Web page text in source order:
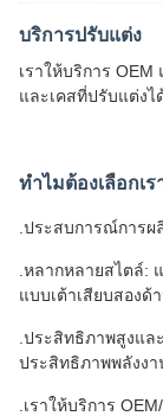
บริการปรับแต่ง
เราให้บริการ
และเคสที่ปรับแต่งไ
ทำไมต้องเลือกเร
.ประสบการณ์การผ
.หลากหลายสไตล์:
แบบเต้าเสียบสองด้
.ประสิทธิภาพสูงแ
ประสิทธิภาพพลังงา
.เราให้บริการ